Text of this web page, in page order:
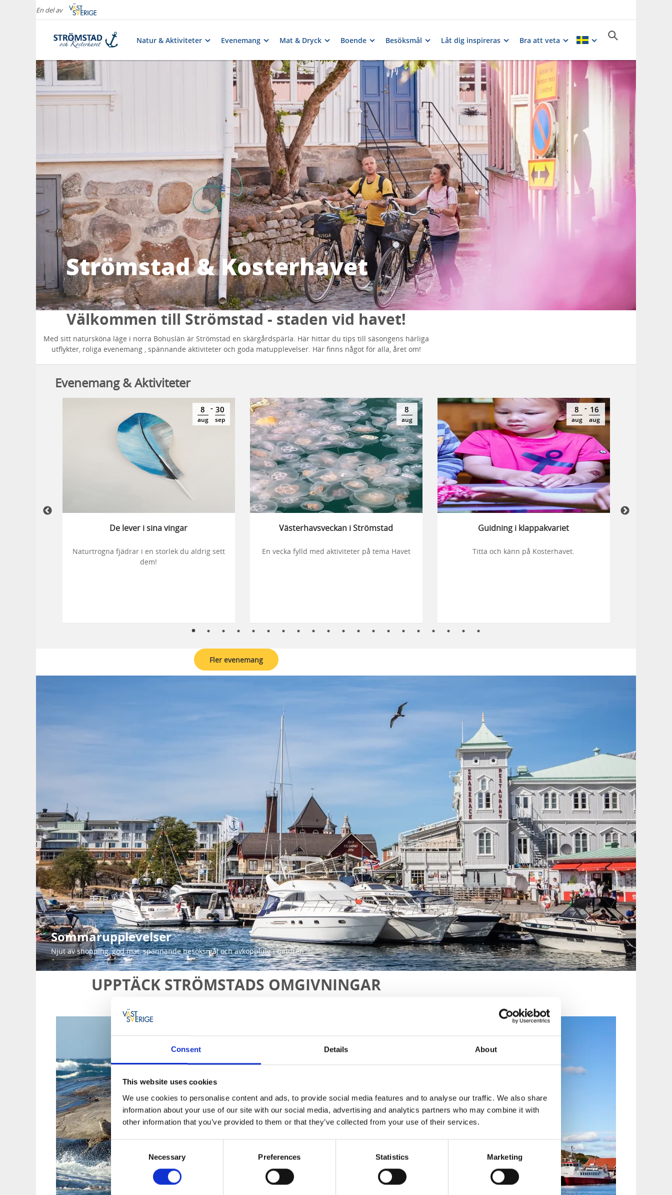
Consent Details About
This website uses cookies
We use cookies to personalise content and ads, to provide social media features and to analyse our traffic. We also share
information about your use of our site with our social media, advertising and analytics partners who may combine it with
other information that you’ve provided to them or that they’ve collected from your use of their services.
Consent
Selection
Necessary Preferences Statistics Marketing
En del av
Natur & Aktiviteter Evenemang Mat & Dryck Boende Besöksmål Låt dig inspireras Bra att veta
Strömstad & Kosterhavet
Välkommen till Strömstad - staden vid havet!
Med sitt natursköna läge i norra Bohuslän är Strömstad en skärgårdspärla. Här hittar du tips till säsongens härliga
utflykter, roliga evenemang , spännande aktiviteter och goda matupplevelser. Här finns något för alla, året om!
Evenemang & Aktiviteter
8
aug
- 30
sep
De lever i sina vingar
Naturtrogna fjädrar i en storlek du aldrig sett
dem!
8
aug
Västerhavsveckan i Strömstad
En vecka fylld med aktiviteter på tema Havet
8
aug
- 16
aug
Guidning i klappakvariet
Titta och känn på Kosterhavet.
Fler evenemang
Sommarupplevelser
Njut av shopping, god mat, spännande besöksmål och avkoppling i naturen
UPPTÄCK STRÖMSTADS OMGIVNINGAR